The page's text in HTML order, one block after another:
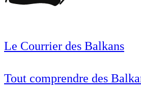
Le Courrier des Balkans
Tout comprendre des